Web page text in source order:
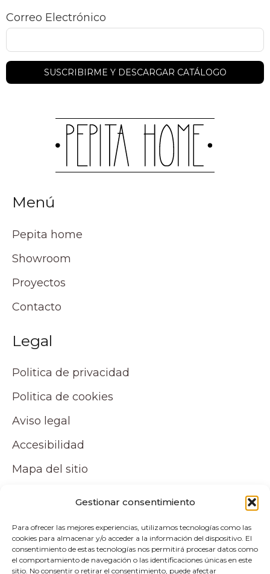
Gestionar consentimiento
Para ofrecer las mejores experiencias, utilizamos tecnologías como las
cookies para almacenar y/o acceder a la información del dispositivo. El
consentimiento de estas tecnologías nos permitirá procesar datos como
el comportamiento de navegación o las identificaciones únicas en este
sitio. No consentir o retirar el consentimiento, puede afectar
Correo Electrónico
Menú
Pepita home
Showroom
Proyectos
Contacto
Legal
Politica de privacidad
Politica de cookies
Aviso legal
Accesibilidad
Mapa del sitio
Tu cuenta
Mi cuenta
Carrito